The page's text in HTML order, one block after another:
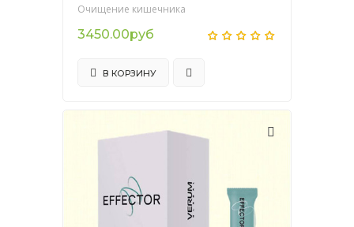
Очищение кишечника
3450.00руб
В КОРЗИНУ